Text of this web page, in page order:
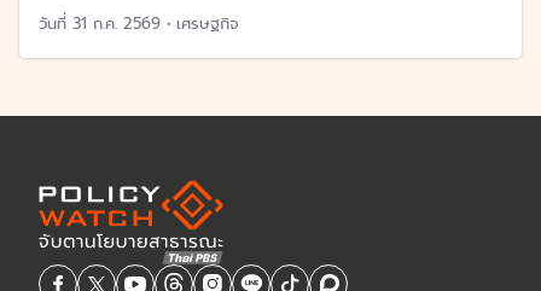
วันที่ 31 ก.ค. 2569 • เศรษฐกิจ